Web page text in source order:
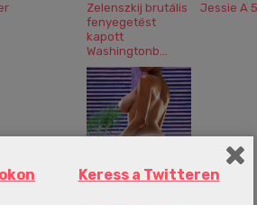
Zelenszkij brutális
fenyegetést
kapott
Washingtonb...
Jessie A
Keress a Twitteren